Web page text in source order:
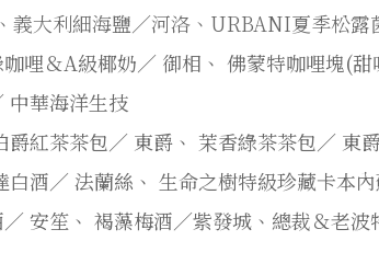
義大利細海鹽／河洛、URBANI夏季松露
哩＆A級椰奶／ 御相、 佛蒙特咖哩塊(甜
中華海洋生技
爵紅茶茶包／ 東爵、 茉香綠茶茶包／ 東
白酒／ 法蘭絲、 生命之樹特級珍藏卡本
安笙、 褐藻梅酒／紫發城、總裁＆老